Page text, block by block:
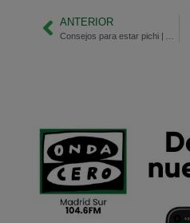
ANTERIOR